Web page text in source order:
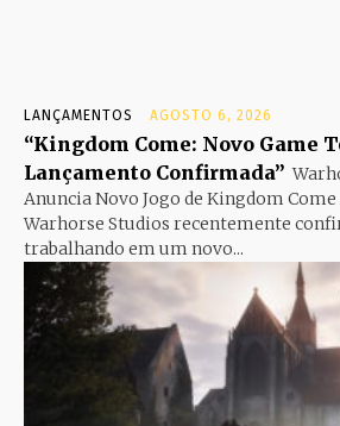
LANÇAMENTOS AGOSTO 6, 2026
“Kingdom Come: Novo Game
Lançamento Confirmada”
Anuncia Novo Jogo de Kingdom
Warhorse Studios recentemente
trabalhando em um novo...